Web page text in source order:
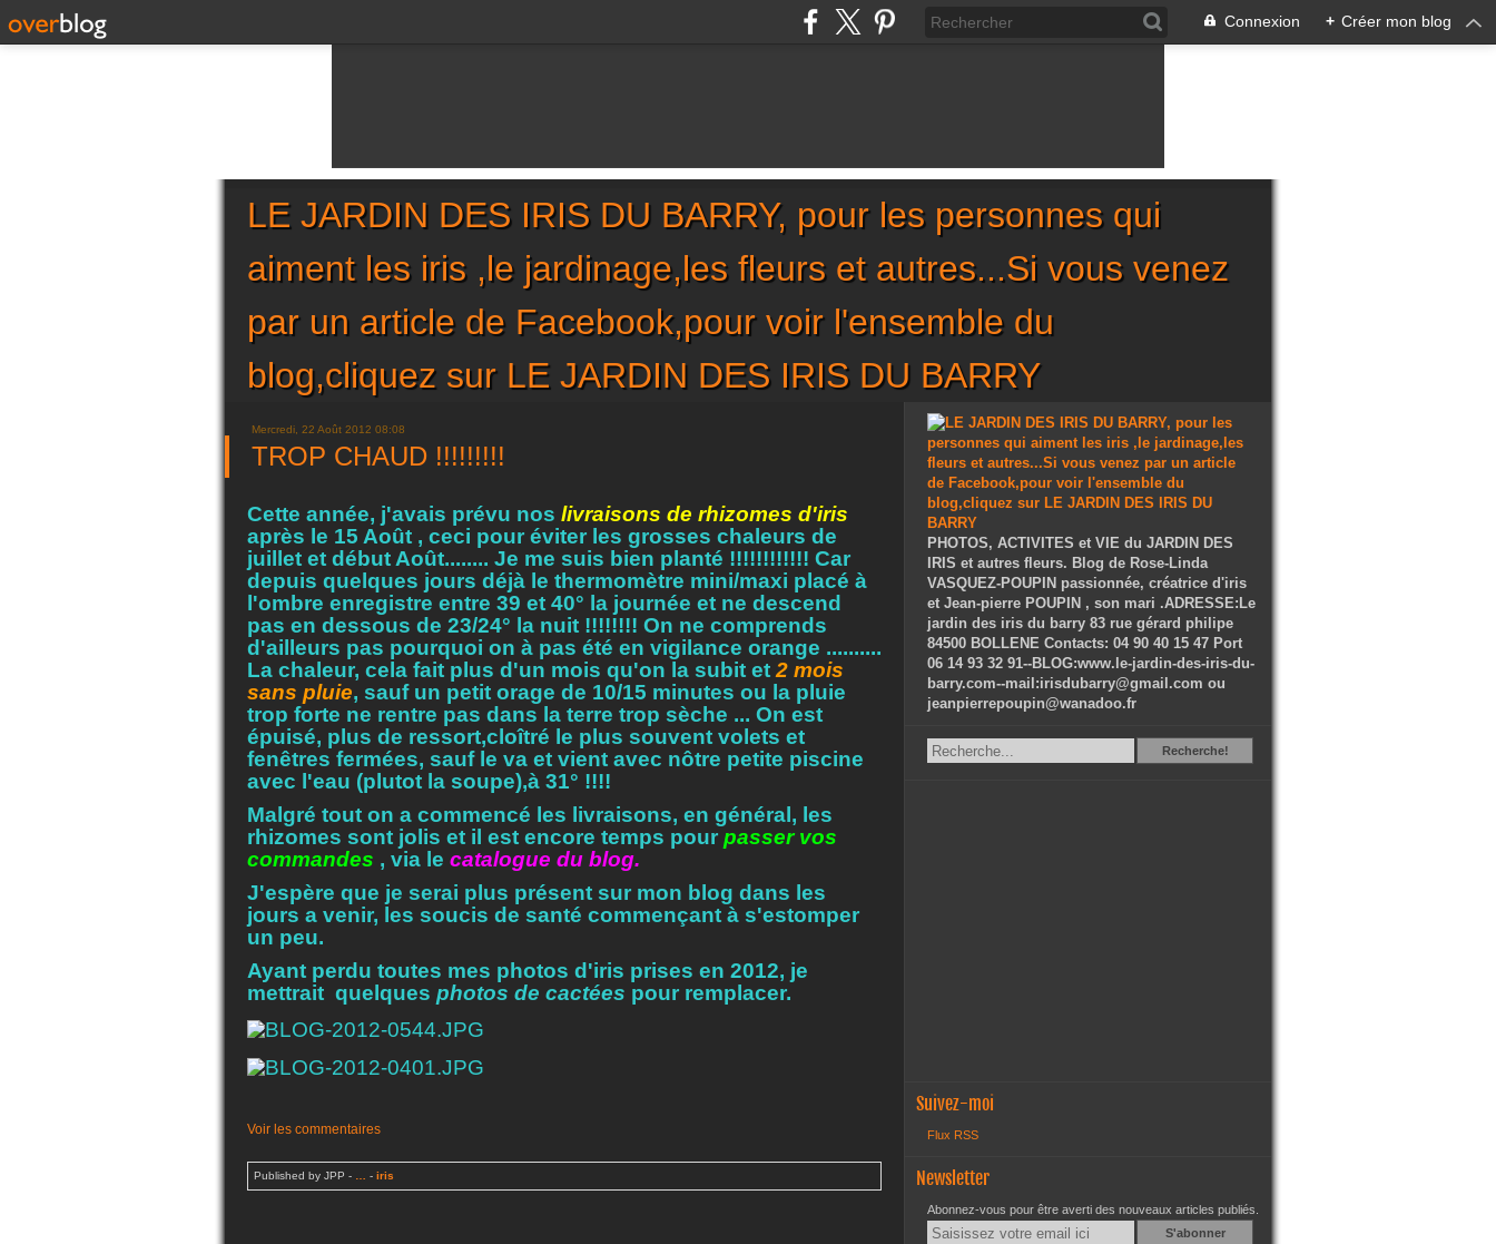
Connexion + Créer mon blog
LE JARDIN DES IRIS DU BARRY, pour les personnes qui
aiment les iris ,le jardinage,les fleurs et autres...Si vous venez
par un article de Facebook,pour voir l'ensemble du
blog,cliquez sur LE JARDIN DES IRIS DU BARRY
Mercredi, 22 Août 2012 08:08
TROP CHAUD !!!!!!!!!
Cette année, j'avais prévu nos livraisons de rhizomes d'iris
après le 15 Août , ceci pour éviter les grosses chaleurs de
juillet et début Août........ Je me suis bien planté !!!!!!!!!!!! Car
depuis quelques jours déjà le thermomètre mini/maxi placé à
l'ombre enregistre entre 39 et 40° la journée et ne descend
pas en dessous de 23/24° la nuit !!!!!!!! On ne comprends
d'ailleurs pas pourquoi on à pas été en vigilance orange ..........
La chaleur, cela fait plus d'un mois qu'on la subit et 2 mois
sans pluie, sauf un petit orage de 10/15 minutes ou la pluie
trop forte ne rentre pas dans la terre trop sèche ... On est
épuisé, plus de ressort,cloîtré le plus souvent volets et
fenêtres fermées, sauf le va et vient avec nôtre petite piscine
avec l'eau (plutot la soupe),à 31° !!!!
Malgré tout on a commencé les livraisons, en général, les
rhizomes sont jolis et il est encore temps pour passer vos
commandes , via le catalogue du blog.
J'espère que je serai plus présent sur mon blog dans les
jours a venir, les soucis de santé commençant à s'estomper
un peu.
Ayant perdu toutes mes photos d'iris prises en 2012, je
mettrait quelques photos de cactées pour remplacer.
Voir les commentaires
Published by JPP - - iris
PHOTOS, ACTIVITES et VIE du JARDIN DES
IRIS et autres fleurs. Blog de Rose-Linda
VASQUEZ-POUPIN passionnée, créatrice d'iris
et Jean-pierre POUPIN , son mari .ADRESSE:Le
jardin des iris du barry 83 rue gérard philipe
84500 BOLLENE Contacts: 04 90 40 15 47 Port
06 14 93 32 91--BLOG:www.le-jardin-des-iris-du-
barry.com--mail:irisdubarry@gmail.com ou
jeanpierrepoupin@wanadoo.fr
RechercheRecherche!
Suivez-moi
Flux RSS
Newsletter
Abonnez-vous pour être averti des nouveaux articles publiés.
Email